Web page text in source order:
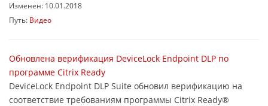
Изменен: 10.01.2018
Путь: Видео
Обновлена верификация DeviceLock Endpoint DLP по
программе Citrix Ready
DeviceLock Endpoint DLP Suite обновил верификацию на
соответствие требованиям программы Citrix Ready®